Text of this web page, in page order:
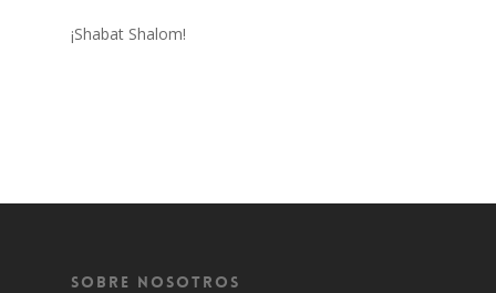
¡Shabat Shalom!
Sobre Nosotros